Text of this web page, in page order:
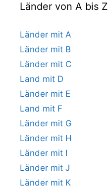
Länder von A bis Z
Länder mit A
Länder mit B
Länder mit C
Land mit D
Länder mit E
Land mit F
Länder mit G
Länder mit H
Länder mit I
Länder mit J
Länder mit K